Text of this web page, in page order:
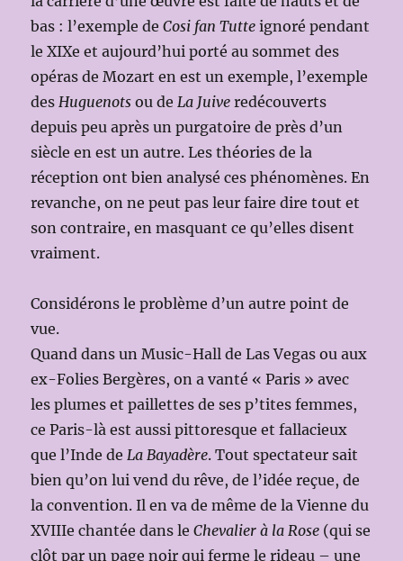
bas : l’exemple deCosi fan Tutte ignoré pendant
le XIXe et aujourd’hui porté au sommet des
opéras de Mozart en est un exemple, l’exemple
desHuguenots ou deLa Juiveredécouverts
depuis peu après un purgatoire de près d’un
siècle en est un autre. Les théories de la
réception ont bien analysé ces phénomènes. En
revanche, on ne peut pas leur faire dire tout et
son contraire, en masquant ce qu’elles disent
vraiment.
Considérons le problème d’un autre point de
vue.
Quand dans un Music-Hall de Las Vegas ou aux
ex-Folies Bergères, on a vanté « Paris » avec
les plumes et paillettes de ses p’tites femmes,
ce Paris-là est aussi pittoresque et fallacieux
que l’Inde deLa Bayadère. Tout spectateur sait
bien qu’on lui vend du rêve, de l’idée reçue, de
la convention. Il en va de même de la Vienne du
XVIIIe chantée dans le Chevalier à la Rose (qui se
clôt par un page noir qui ferme le rideau – une